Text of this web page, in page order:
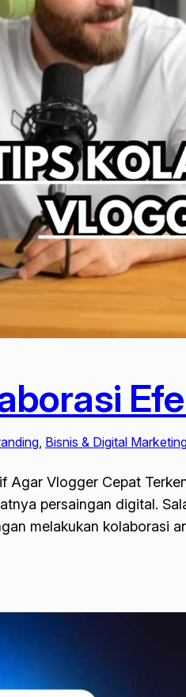
Bisnis & Digital
Agar Vlogger Cepat
persaingan digital.
melakukan kolaborasi